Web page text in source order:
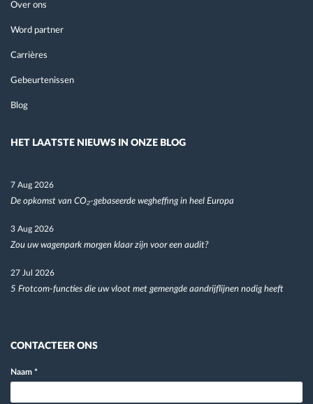
Over ons
Word partner
Carrières
Gebeurtenissen
Blog
HET LAATSTE NIEUWS IN ONZE BLOG
7 Aug 2026
De opkomst van CO₂-gebaseerde wegheffing in heel Europa
3 Aug 2026
Zou uw wagenpark morgen klaar zijn voor een audit?
27 Jul 2026
5 Frotcom-functies die uw vloot met gemengde aandrijflijnen nodig heeft
CONTACTEER ONS
Naam *